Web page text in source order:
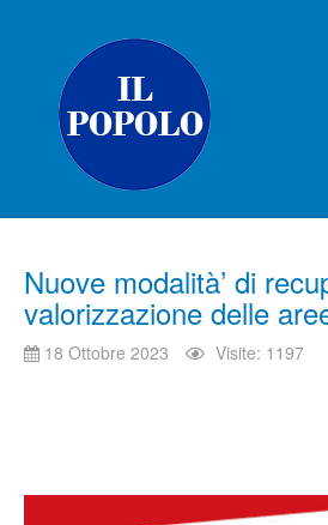
Nuove modalità’ di
valorizzazione delle
18 Ottobre 2023 Visite: 1197